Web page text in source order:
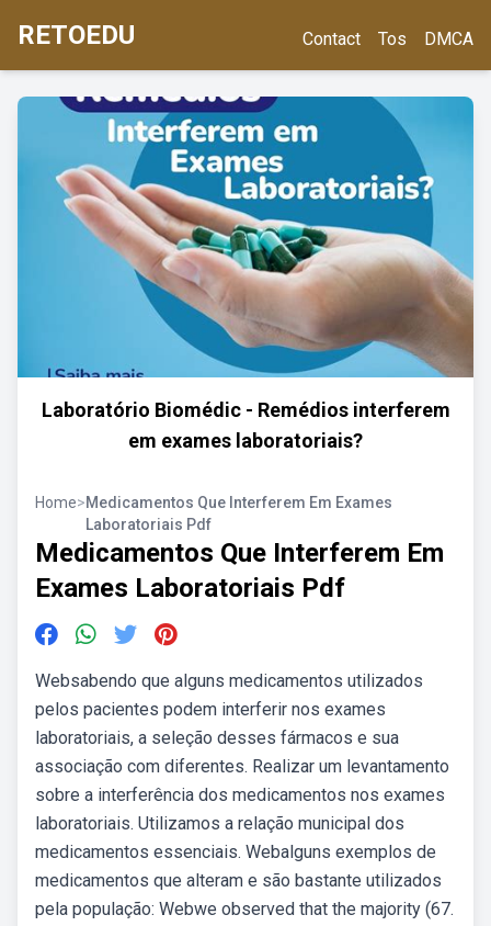
RETOEDU Contact Tos DMCA
Laboratório Biomédic - Remédios interferem
em exames laboratoriais?
Home>Medicamentos Que Interferem Em Exames
Laboratoriais Pdf
Medicamentos Que Interferem Em
Exames Laboratoriais Pdf
Websabendo que alguns medicamentos utilizados
pelos pacientes podem interferir nos exames
laboratoriais, a seleção desses fármacos e sua
associação com diferentes. Realizar um levantamento
sobre a interferência dos medicamentos nos exames
laboratoriais. Utilizamos a relação municipal dos
medicamentos essenciais. Webalguns exemplos de
medicamentos que alteram e são bastante utilizados
pela população: Webwe observed that the majority (67.